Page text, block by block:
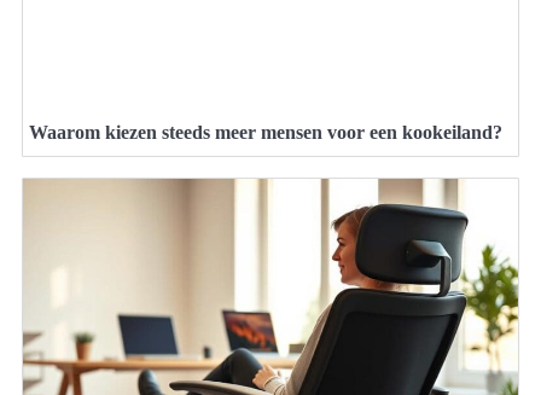
Waarom kiezen steeds meer mensen voor een kookeiland?